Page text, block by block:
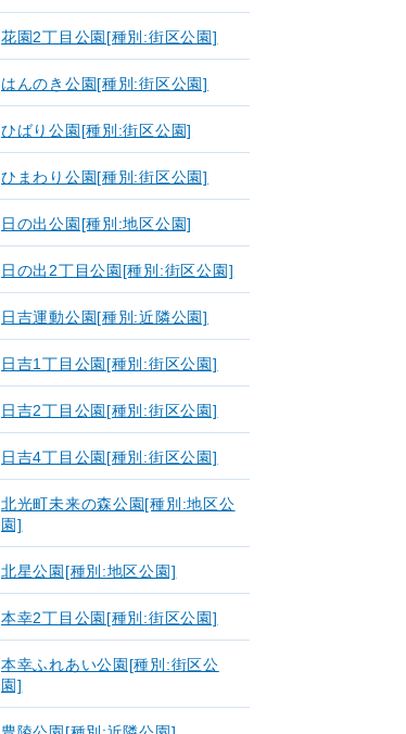
花園2丁目公園[種別:街区公園]
はんのき公園[種別:街区公園]
ひばり公園[種別:街区公園]
ひまわり公園[種別:街区公園]
日の出公園[種別:地区公園]
日の出2丁目公園[種別:街区公園]
日吉運動公園[種別:近隣公園]
日吉1丁目公園[種別:街区公園]
日吉2丁目公園[種別:街区公園]
日吉4丁目公園[種別:街区公園]
北光町未来の森公園[種別:地区公
園]
北星公園[種別:地区公園]
本幸2丁目公園[種別:街区公園]
本幸ふれあい公園[種別:街区公
園]